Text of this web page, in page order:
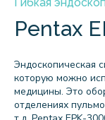
Pentax
Эндоскопическая
которую можно
медицины. Это
отделениях